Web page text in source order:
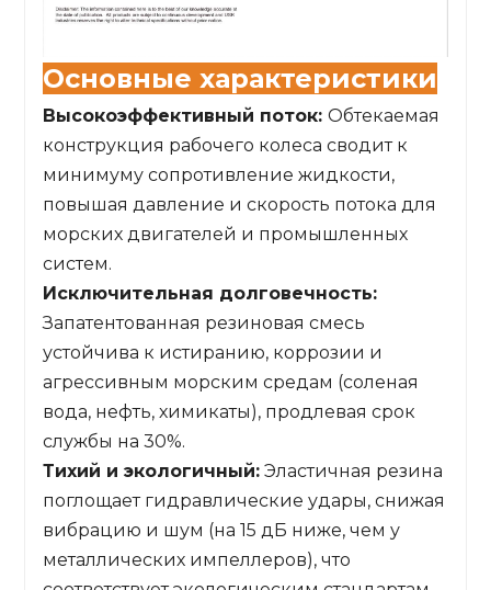
Основные характеристики
Высокоэффективный поток:Обтекаемая
конструкция рабочего колеса сводит к
минимуму сопротивление жидкости,
повышая давление и скорость потока для
морских двигателей и промышленных
систем.
Исключительная долговечность:
Запатентованная резиновая смесь
устойчива к истиранию, коррозии и
агрессивным морским средам (соленая
вода, нефть, химикаты), продлевая срок
службы на 30%.
Тихий и экологичный: Эластичная резина
поглощает гидравлические удары, снижая
вибрацию и шум (на 15 дБ ниже, чем у
металлических импеллеров), что